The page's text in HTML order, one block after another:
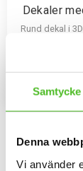
Samtycke
Denna
Vi använder
Dekaler
Rund dekal i
INFO